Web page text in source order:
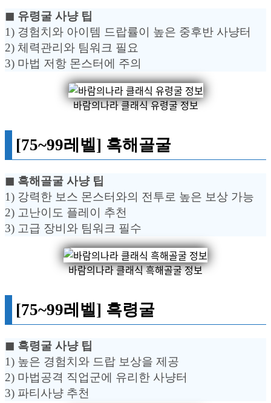
◼︎ 유령굴 사냥 팁
1) 경험치와 아이템 드랍률이 높은 중후반 사냥터
2) 체력관리와 팀워크 필요
3) 마법 저항 몬스터에 주의
바람의나라 클래식 유령굴 정보
[75~99레벨] 흑해골굴
◼︎ 흑해골굴 사냥 팁
1) 강력한 보스 몬스터와의 전투로 높은 보상 가능
2) 고난이도 플레이 추천
3) 고급 장비와 팀워크 필수
바람의나라 클래식 흑해골굴 정보
[75~99레벨] 흑령굴
◼︎ 흑령굴 사냥 팁
1) 높은 경험치와 드랍 보상을 제공
2) 마법공격 직업군에 유리한 사냥터
3) 파티사냥 추천